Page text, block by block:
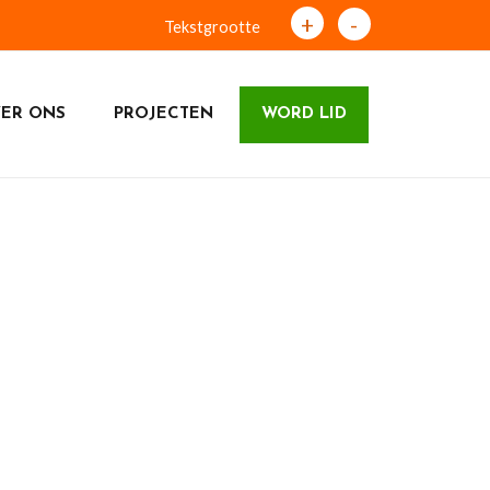
Tekstgrootte + -
ONS PROJECTEN WORD LID